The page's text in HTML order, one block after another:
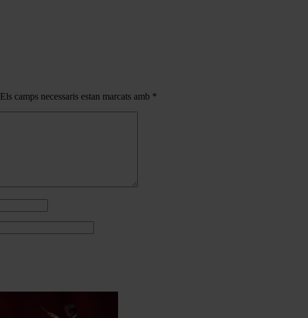
Els camps necessaris estan marcats amb *